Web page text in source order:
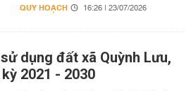
QUY HOẠCH 16:26 | 23/07/2026
dụng đất xã Quỳnh Lưu,
2021 - 2030